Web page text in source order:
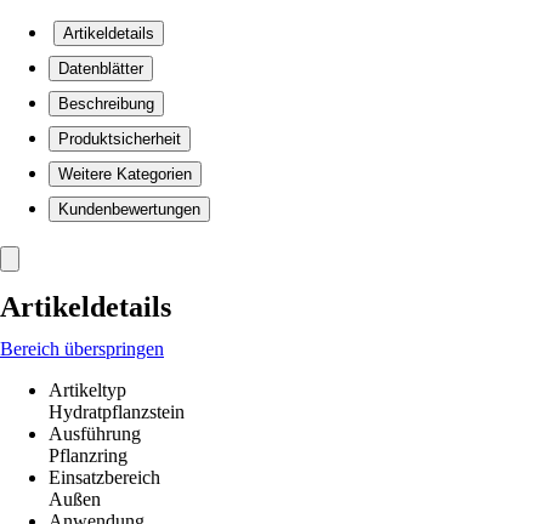
Artikeldetails
Datenblätter
Beschreibung
Produktsicherheit
Weitere Kategorien
Kundenbewertungen
Artikeldetails
Bereich überspringen
Artikeltyp
Hydratpflanzstein
Ausführung
Pflanzring
Einsatzbereich
Außen